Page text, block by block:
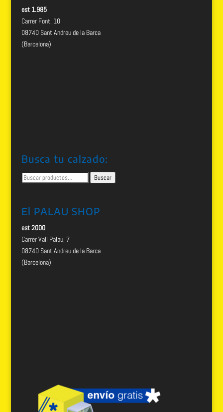
est 1.985
Carrer Font, 10
08740 Sant Andreu de la Barca
(Barcelona)
Busca tu calzado:
Buscar
por:
Buscar
El PALAU SHOP
est 2000
Carrer Vall Palau, 7
08740 Sant Andreu de la Barca
(Barcelona)